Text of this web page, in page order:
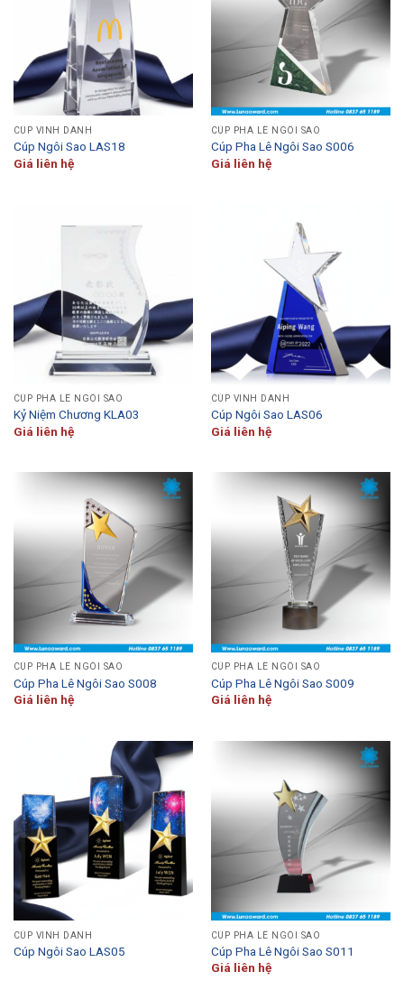
CÚP VINH DANH
Cúp Ngôi Sao LAS18
Giá liên hệ
CÚP PHA LÊ NGÔI SAO
Cúp Pha Lê Ngôi Sao S006
Giá liên hệ
CÚP PHA LÊ NGÔI SAO
Kỷ Niệm Chương KLA03
Giá liên hệ
CÚP VINH DANH
Cúp Ngôi Sao LAS06
Giá liên hệ
CÚP PHA LÊ NGÔI SAO
Cúp Pha Lê Ngôi Sao S008
Giá liên hệ
CÚP PHA LÊ NGÔI SAO
Cúp Pha Lê Ngôi Sao S009
Giá liên hệ
CÚP VINH DANH
Cúp Ngôi Sao LAS05
CÚP PHA LÊ NGÔI SAO
Cúp Pha Lê Ngôi Sao S011
Giá liên hệ